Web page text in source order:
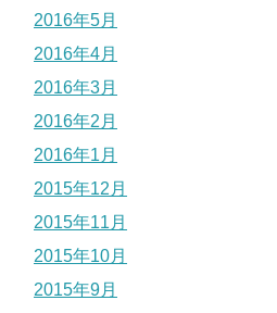
2016年5月
2016年4月
2016年3月
2016年2月
2016年1月
2015年12月
2015年11月
2015年10月
2015年9月